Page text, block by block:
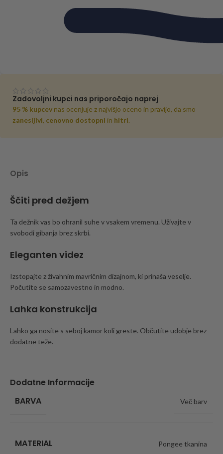
Zadovoljni kupci nas priporočajo naprej
95 % kupcev nas ocenjuje z najvišjo oceno in pravijo, da smo
zanesljivi, cenovno dostopni in hitri.
Opis
Ščiti pred dežjem
Ta dežnik vas bo ohranil suhe v vsakem vremenu. Uživajte v
svobodi gibanja brez skrbi.
Eleganten videz
Izstopajte z živahnim mavričnim dizajnom, ki prinaša veselje.
Počutite se samozavestno in modno.
Lahka konstrukcija
Lahko ga nosite s seboj kamor koli greste. Občutite udobje brez
dodatne teže.
Dodatne Informacije
BARVA
Več barv
MATERIAL Pongee tkanina